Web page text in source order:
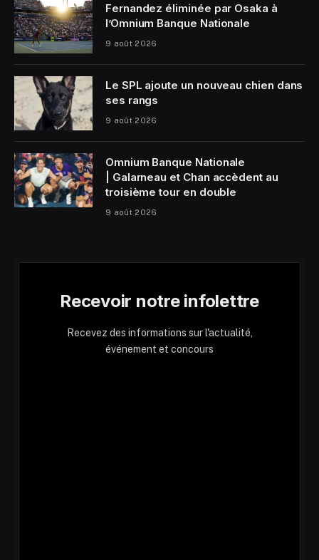
Fernandez éliminée par Osaka à
l’Omnium Banque Nationale
9 août 2026
Le SPL ajoute un nouveau chien dans
ses rangs
9 août 2026
Omnium Banque Nationale
| Galarneau et Chan accèdent au
troisième tour en double
9 août 2026
Recevoir notre infolettre
Recevez des informations sur l'actualité,
événement et concours